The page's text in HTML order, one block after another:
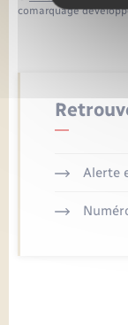
comarquage
Alerte